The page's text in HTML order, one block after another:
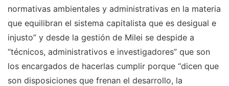
normativas ambientales y administrativas en la materia
que equilibran el sistema capitalista que es desigual e
injusto” y desde la gestión de Milei se despide a
“técnicos, administrativos e investigadores” que son
los encargados de hacerlas cumplir porque “dicen que
son disposiciones que frenan el desarrollo, la